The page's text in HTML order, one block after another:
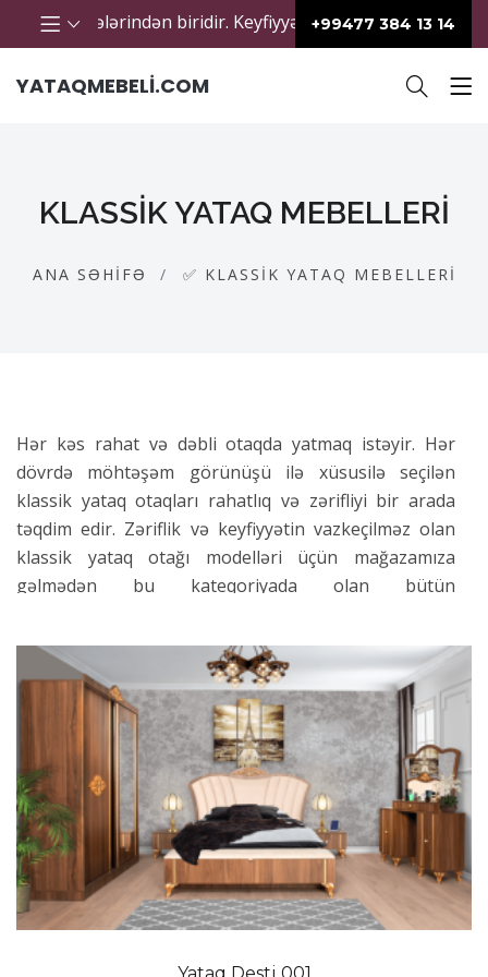
biridir. Keyfiyyətli yataq mebeli sağlam
+99477 384 13 14
YATAQMEBELI.COM
KLASSIK YATAQ MEBELLERI
ANA SƏHIFƏ ✅ KLASSIK YATAQ MEBELLERI
Hər kəs rahat və dəbli otaqda yatmaq istəyir. Hər
dövrdə möhtəşəm görünüşü ilə xüsusilə seçilən
klassik yataq otaqları rahatlıq və zərifliyi bir arada
təqdim edir. Zəriflik və keyfiyyətin vazkeçilməz olan
klassik yataq otağı modelləri üçün mağazamıza
gəlmədən bu kateqoriyada olan bütün
dizaynlarımız sərfəli klassik yataq otağı qiymətləri,
göz qamaşdıran modellər və sərfəli ödəmə imkanları
ilə sizi yatamebeli.com-da gözləyir. Məhsullarımızda
ən keyfiyyətli boyalardan istifadə edirik. Daha çox
taxta materiallar olan, klassik üslubu ən yaxşı şəkildə
əks etdirən, ustalıqla dizayn edilən təbii və keyfiyyətli
məhsullar klassik dizaynlarda diqqət çəkir. Evinizdə
dəyişiklik yaratmaqdan həzz alacağınız, üslubunuzu
əks etdirəcək və bütün alış-verişinizi asanlıqla həyata
keçirəcəyiniz unikal təcrübə təklif edirik.
Kolleksiyamızda təklif etdiyimiz klassik yataq otaqları
Yataq Desti 001